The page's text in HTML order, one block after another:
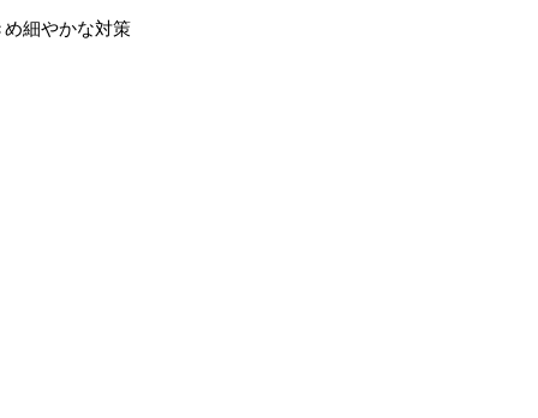
細やかな対策